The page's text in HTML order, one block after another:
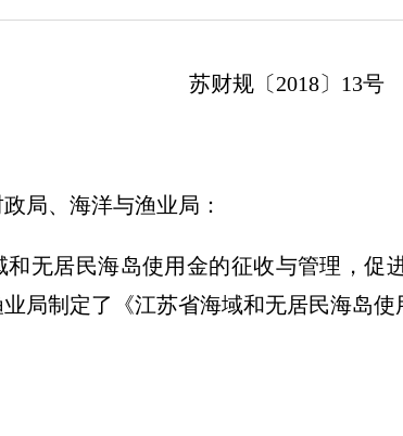
苏财规〔2018〕13号
局、海洋与渔业局：
无居民海岛使用金的征收与管理，促
局制定了《江苏省海域和无居民海岛